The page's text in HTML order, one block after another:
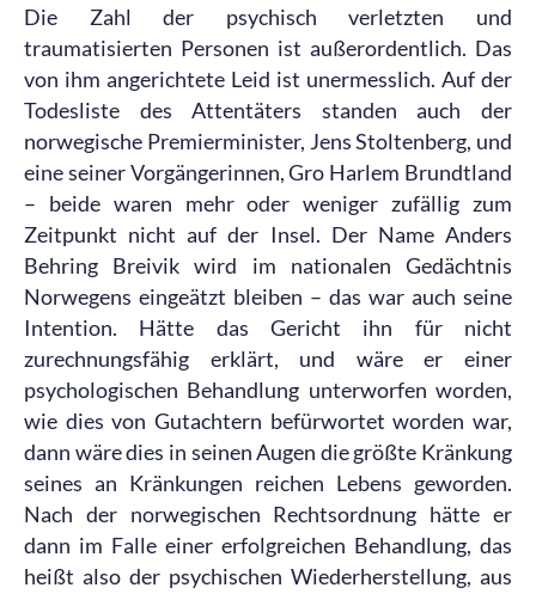
Die Zahl der psychisch verletzten und
traumatisierten Personen ist außerordentlich. Das
von ihm angerichtete Leid ist unermesslich. Auf der
Todesliste des Attentäters standen auch der
norwegische Premierminister, Jens Stoltenberg, und
eine seiner Vorgängerinnen, Gro Harlem Brundtland
– beide waren mehr oder weniger zufällig zum
Zeitpunkt nicht auf der Insel. Der Name Anders
Behring Breivik wird im nationalen Gedächtnis
Norwegens eingeätzt bleiben – das war auch seine
Intention. Hätte das Gericht ihn für nicht
zurechnungsfähig erklärt, und wäre er einer
psychologischen Behandlung unterworfen worden,
wie dies von Gutachtern befürwortet worden war,
dann wäre dies in seinen Augen die größte Kränkung
seines an Kränkungen reichen Lebens geworden.
Nach der norwegischen Rechtsordnung hätte er
dann im Falle einer erfolgreichen Behandlung, das
heißt also der psychischen Wiederherstellung, aus